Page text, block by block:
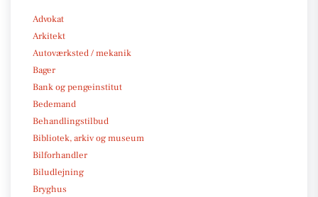
Advokat
Arkitekt
Autoværksted / mekanik
Bager
Bank og pengeinstitut
Bedemand
Behandlingstilbud
Bibliotek, arkiv og museum
Bilforhandler
Biludlejning
Bryghus